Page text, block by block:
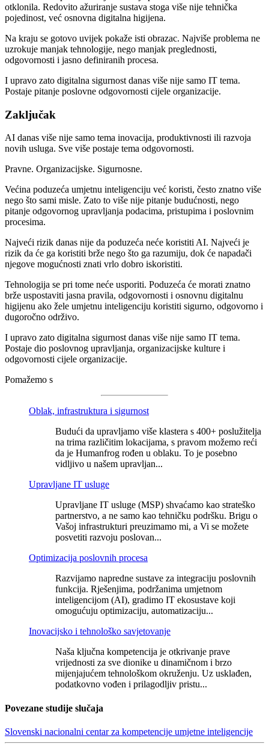
otklonila. Redovito ažuriranje sustava stoga više nije tehnička
pojedinost, već osnovna digitalna higijena.
Na kraju se gotovo uvijek pokaže isti obrazac. Najviše problema ne
uzrokuje manjak tehnologije, nego manjak preglednosti,
odgovornosti i jasno definiranih procesa.
I upravo zato digitalna sigurnost danas više nije samo IT tema.
Postaje pitanje poslovne odgovornosti cijele organizacije.
Zaključak
AI danas više nije samo tema inovacija, produktivnosti ili razvoja
novih usluga. Sve više postaje tema odgovornosti.
Pravne. Organizacijske. Sigurnosne.
Većina poduzeća umjetnu inteligenciju već koristi, često znatno više
nego što sami misle. Zato to više nije pitanje budućnosti, nego
pitanje odgovornog upravljanja podacima, pristupima i poslovnim
procesima.
Najveći rizik danas nije da poduzeća neće koristiti AI. Najveći je
rizik da će ga koristiti brže nego što ga razumiju, dok će napadači
njegove mogućnosti znati vrlo dobro iskoristiti.
Tehnologija se pri tome neće usporiti. Poduzeća će morati znatno
brže uspostaviti jasna pravila, odgovornosti i osnovnu digitalnu
higijenu ako žele umjetnu inteligenciju koristiti sigurno, odgovorno i
dugoročno održivo.
I upravo zato digitalna sigurnost danas više nije samo IT tema.
Postaje dio poslovnog upravljanja, organizacijske kulture i
odgovornosti cijele organizacije.
Pomažemo s
Oblak, infrastruktura i sigurnost
Budući da upravljamo više klastera s 400+ poslužitelja
na trima različitim lokacijama, s pravom možemo reći
da je Humanfrog rođen u oblaku. To je posebno
vidljivo u našem upravljan...
Upravljane IT usluge
Upravljane IT usluge (MSP) shvaćamo kao strateško
partnerstvo, a ne samo kao tehničku podršku. Brigu o
Vašoj infrastrukturi preuzimamo mi, a Vi se možete
posvetiti razvoju poslovan...
Optimizacija poslovnih procesa
Razvijamo napredne sustave za integraciju poslovnih
funkcija. Rješenjima, podržanima umjetnom
inteligencijom (AI), gradimo IT ekosustave koji
omogućuju optimizaciju, automatizaciju...
Inovacijsko i tehnološko savjetovanje
Naša ključna kompetencija je otkrivanje prave
vrijednosti za sve dionike u dinamičnom i brzo
mijenjajućem tehnološkom okruženju. Uz usklađen,
podatkovno vođen i prilagodljiv pristu...
Povezane studije slučaja
Slovenski nacionalni centar za kompetencije umjetne inteligencije